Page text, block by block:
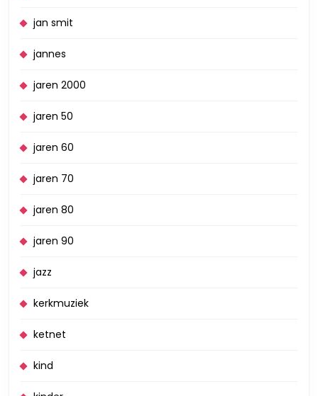
jan smit
jannes
jaren 2000
jaren 50
jaren 60
jaren 70
jaren 80
jaren 90
jazz
kerkmuziek
ketnet
kind